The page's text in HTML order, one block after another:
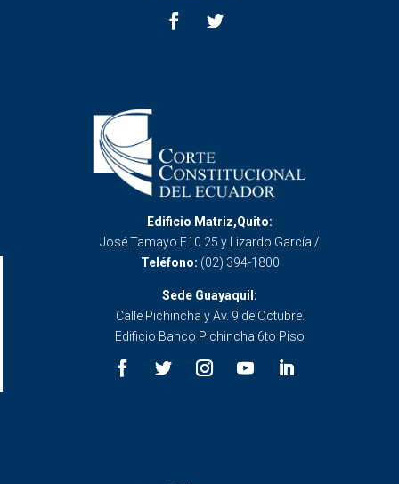
Edificio Matriz,Quito:
José Tamayo E10 25 y Lizardo García /
Teléfono: (02) 394-1800
Sede Guayaquil:
Calle Pichincha y Av. 9 de Octubre.
Edificio Banco Pichincha 6to Piso